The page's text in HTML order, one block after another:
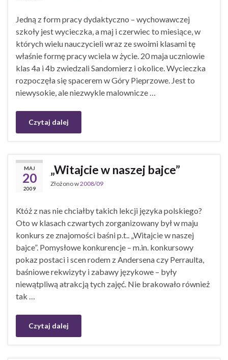
Jedną z form pracy dydaktyczno – wychowawczej
szkoły jest wycieczka, a maj i czerwiec to miesiące, w
których wielu nauczycieli wraz ze swoimi klasami tę
właśnie formę pracy wciela w życie. 20 maja uczniowie
klas 4a i 4b zwiedzali Sandomierz i okolice. Wycieczka
rozpoczęła się spacerem w Góry Pieprzowe. Jest to
niewysokie, ale niezwykle malownicze …
Czytaj dalej
MAJ
20
2009
„Witajcie w naszej bajce”
Złożono w2008/09
Któż z nas nie chciałby takich lekcji języka polskiego?
Oto w klasach czwartych zorganizowany był w maju
konkurs ze znajomości baśni p.t.. „Witajcie w naszej
bajce”. Pomysłowe konkurencje – m.in. konkursowy
pokaz postaci i scen rodem z Andersena czy Perraulta,
baśniowe rekwizyty i zabawy językowe – były
niewątpliwą atrakcją tych zajęć. Nie brakowało również
tak …
Czytaj dalej